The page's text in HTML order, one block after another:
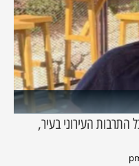
העירוני בעיר,